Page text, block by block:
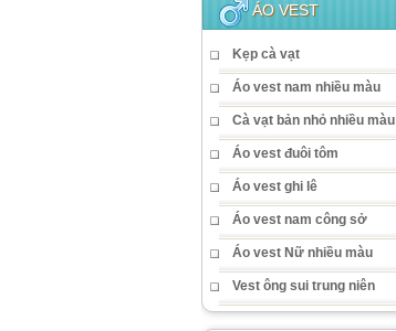
ÁO VEST
Kẹp cà vạt
Áo vest nam nhiều màu
Cà vạt bản nhỏ nhiều màu
Áo vest đuôi tôm
Áo vest ghi lê
Áo vest nam công sở
Áo vest Nữ nhiều màu
Vest ông sui trung niên